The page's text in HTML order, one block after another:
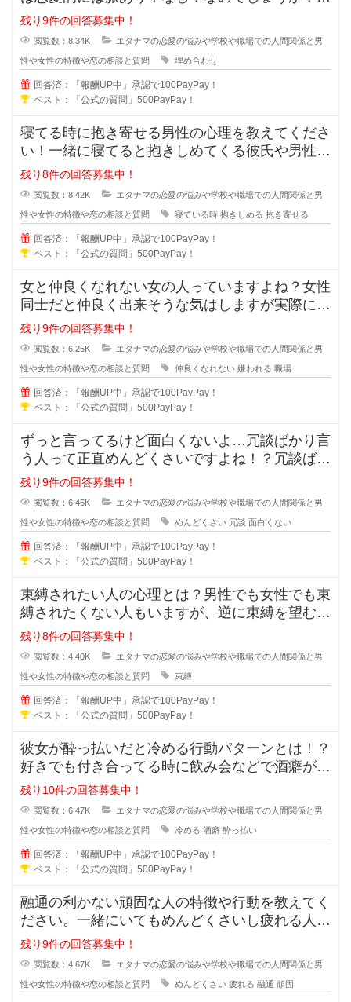
命だから埋め合わせをするのか、恋
残り9件の回答募集中！
閲覧数：8.34K エタナマの恋愛の悩みや学校や職場での人間関係と男
性や女性の特徴や恋の相談と質問 埋め合わせ
回答済：「報酬UP中」承認で100PayPay！
ベスト：「公式の質問」500PayPay！
寝てる時に抱き寄せる男性の心理を教えてくださ
い！一緒に寝てると抱きしめてくる彼氏や男性っ
て無意識に彼女の事を抱き寄せるの
残り8件の回答募集中！
閲覧数：8.42K エタナマの恋愛の悩みや学校や職場での人間関係と男
性や女性の特徴や恋の相談と質問 寝ている時 抱きしめる 抱き寄せる
回答済：「報酬UP中」承認で100PayPay！
ベスト：「公式の質問」500PayPay！
女と仲良くなれない女の人っていますよね？女性
同士だと仲良く出来そうな気はしますが実際には
仲良くなれない場合も多々あります
残り9件の回答募集中！
閲覧数：6.25K エタナマの恋愛の悩みや学校や職場での人間関係と男
性や女性の特徴や恋の相談と質問 仲良くなれない 嫌われる 職場
回答済：「報酬UP中」承認で100PayPay！
ベスト：「公式の質問」500PayPay！
ずっと言ってるけど面白くないよ…冗談ばかり言
う人って正直めんどくさいですよね！？冗談ばか
りでめんどくさい人に対しての対処
残り9件の回答募集中！
閲覧数：6.46K エタナマの恋愛の悩みや学校や職場での人間関係と男
性や女性の特徴や恋の相談と質問 めんどくさい 冗談 面白くない
回答済：「報酬UP中」承認で100PayPay！
ベスト：「公式の質問」500PayPay！
束縛されたい人の心理とは？男性でも女性でも束
縛されたくない人もいますが、逆に束縛を望む人
もいますよね？彼氏彼女の関係にな
残り8件の回答募集中！
閲覧数：4.40K エタナマの恋愛の悩みや学校や職場での人間関係と男
性や女性の特徴や恋の相談と質問 束縛
回答済：「報酬UP中」承認で100PayPay！
ベスト：「公式の質問」500PayPay！
彼女が酔っ払いだと冷める行動パターンとは！？
好きでも付き合ってる時に飲み会などで酒癖が悪
い彼女だと冷めたり、引いたりしま
残り10件の回答募集中！
閲覧数：6.47K エタナマの恋愛の悩みや学校や職場での人間関係と男
性や女性の特徴や恋の相談と質問 冷める 酒癖 酔っ払い
回答済：「報酬UP中」承認で100PayPay！
ベスト：「公式の質問」500PayPay！
融通の利かない頑固な人の特徴や行動を教えてく
ださい。一緒にいてもめんどくさいし疲れる人っ
ていますよね？男性も女性にもいる
残り9件の回答募集中！
閲覧数：4.67K エタナマの恋愛の悩みや学校や職場での人間関係と男
性や女性の特徴や恋の相談と質問 めんどくさい 疲れる 融通 頑固